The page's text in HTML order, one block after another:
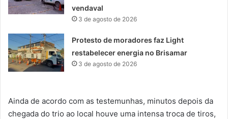
vendaval
3 de agosto de 2026
Protesto de moradores faz Light
restabelecer energia no Brisamar
3 de agosto de 2026
Ainda de acordo com as testemunhas, minutos depois da
chegada do trio ao local houve uma intensa troca de tiros,